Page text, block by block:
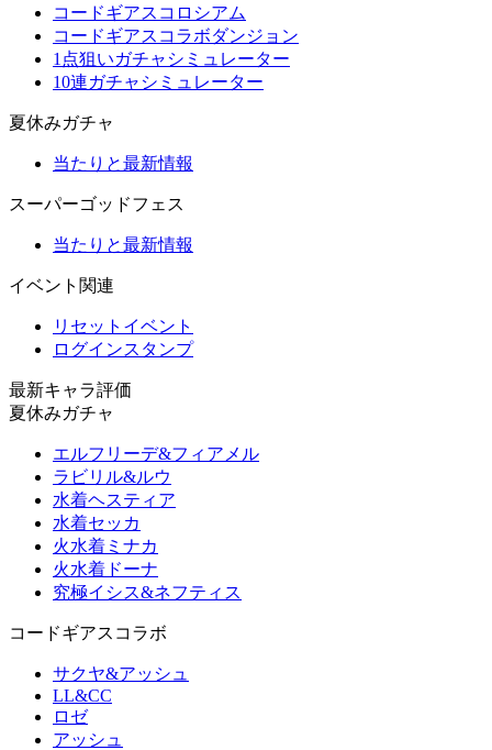
コードギアスコロシアム
コードギアスコラボダンジョン
1点狙いガチャシミュレーター
10連ガチャシミュレーター
夏休みガチャ
当たりと最新情報
スーパーゴッドフェス
当たりと最新情報
イベント関連
リセットイベント
ログインスタンプ
最新キャラ評価
夏休みガチャ
エルフリーデ&フィアメル
ラビリル&ルウ
水着ヘスティア
水着セッカ
火水着ミナカ
火水着ドーナ
究極イシス&ネフティス
コードギアスコラボ
サクヤ&アッシュ
LL&CC
ロゼ
アッシュ